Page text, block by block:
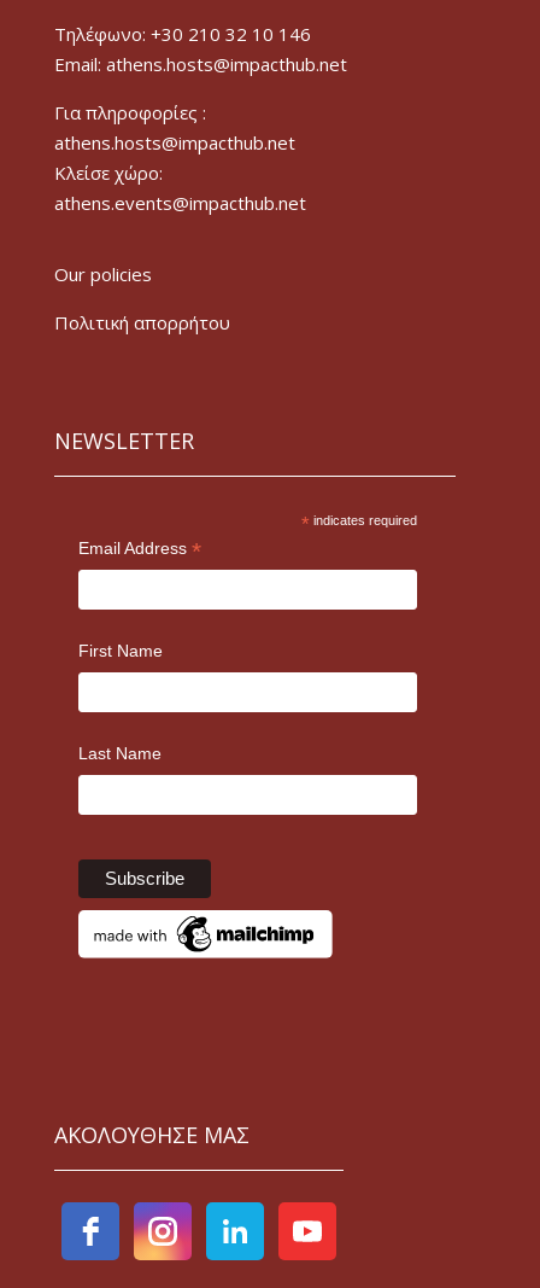
Τηλέφωνο: +30 210 32 10 146
Email: athens.hosts@impacthub.net
Για πληροφορίες :
athens.hosts@impacthub.net
Κλείσε χώρο:
athens.events@impacthub.net
Our policies
Πολιτική απορρήτου
NEWSLETTER
* indicates required
Email Address *
First Name
Last Name
ΑΚΟΛΟΥΘΗΣΕ ΜΑΣ